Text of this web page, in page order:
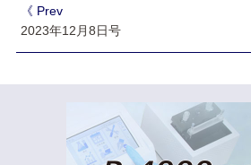
《 Prev
2023年12月8日号